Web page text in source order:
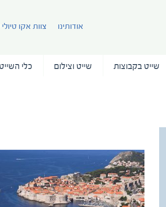
אודותינו צוות אקו
שייט בקבוצות שייט וצילום כלי